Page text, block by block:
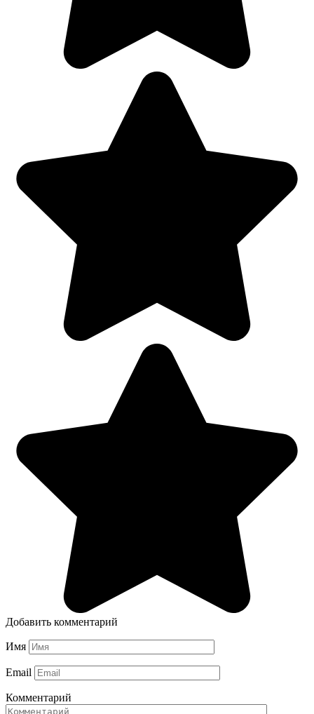
Добавить комментарий
Имя
Email
Комментарий